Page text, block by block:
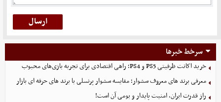
سرخط خبرها
خرید اکانت ظرفیتی PS5 و PS4؛ راهی اقتصادی برای تجربه بازی‌های محبوب
معرفی برند های معروف سشوار؛ مقایسه سشوار پرنسلی با برند های حرفه ای بازار
راز قدرت ایران، امنیت پایدار و بومی آن است!